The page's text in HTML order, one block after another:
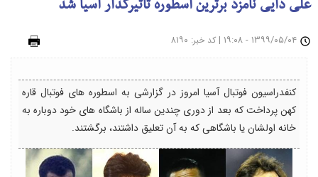
علی دایی نامزد برترین اسطوره تاثیرگذار آسیا شد
| کد خبر: ۸۱۹۰
کنفدراسیون فوتبال آسیا امروز در گزارشی به اسطوره های فوتبال قاره
کهن پرداخت که بعد از دوری چندین ساله از باشگاه های خود دوباره به
خانه اولشان یا باشگاهی که به آن تعلیق داشتند، برگشتند.